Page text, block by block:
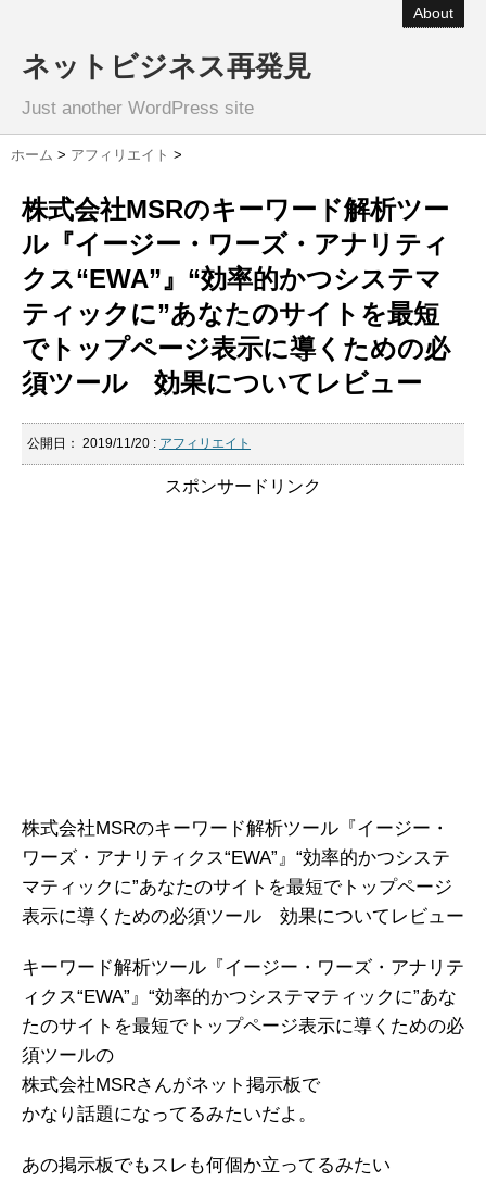
About
ネットビジネス再発見
Just another WordPress site
ホーム > アフィリエイト >
株式会社MSRのキーワード解析ツー
ル『イージー・ワーズ・アナリティ
クス“EWA”』“効率的かつシステマ
ティックに”あなたのサイトを最短
でトップページ表示に導くための必
須ツール 効果についてレビュー
公開日： 2019/11/20 : アフィリエイト
スポンサードリンク
株式会社MSRのキーワード解析ツール『イージー・
ワーズ・アナリティクス“EWA”』“効率的かつシステ
マティックに”あなたのサイトを最短でトップページ
表示に導くための必須ツール 効果についてレビュー
キーワード解析ツール『イージー・ワーズ・アナリテ
ィクス“EWA”』“効率的かつシステマティックに”あな
たのサイトを最短でトップページ表示に導くための必
須ツールの
株式会社MSRさんがネット掲示板で
かなり話題になってるみたいだよ。
あの掲示板でもスレも何個か立ってるみたい